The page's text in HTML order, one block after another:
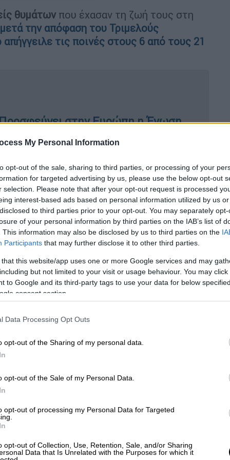
My Personal Information
opt-out of the sale, sharing to third parties, or processing of your
for targeted advertising by us, please use the below opt-out
selection. Please note that after your opt-out request is processed
interest-based ads based on personal information utilized by us
to third parties prior to your opt-out. You may separately
of your personal information by third parties on the IAB’s list of
This information may also be disclosed by us to third parties on the
Participants that may further disclose it to other third parties.
that this website/app uses one or more Google services and may
but not limited to your visit or usage behaviour. You may
to Google and its third-party tags to use your data for below
consent section.
Data Processing Opt Outs
opt-out of the Sharing of my personal data.
opt-out of the Sale of my Personal Data.
opt-out of processing my Personal Data for Targeted
opt-out of Collection, Use, Retention, Sale, and/or Sharing
Data that Is Unrelated with the Purposes for which it
θυμάτων που έχασαν τη ζωή τους στη
μετά την απόφαση του Τριμελούς
τις ποινές στους 6 από τους 21
Προσφεύγει στην Ευρώπη η Ένωση
Μάτι
θυμάτων
Εφετών Αθηνών, και
Πάγου, δηλώνουν εξοργισμένοι με
για τους καταδικασμένουςκαι
ένοιχοι τουλάχιστον επιπλέον
τααδικήματαπου κατηγορούνται,
και έπρεπε να
ενόχων είναι απαραίτητη για να μην
το κείμενο της έφεσης και προσθέτει
που αφήνουν εγκληματικά να καούν και
επιζήσουν πολλοί και να καταστραφούν